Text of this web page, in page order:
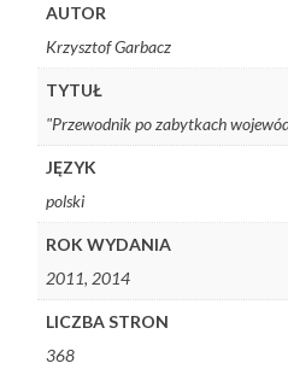
AUTOR
Krzysztof Garbacz
TYTUŁ
"Przewodnik po zabytkach
JĘZYK
polski
ROK WYDANIA
2011, 2014
LICZBA STRON
368